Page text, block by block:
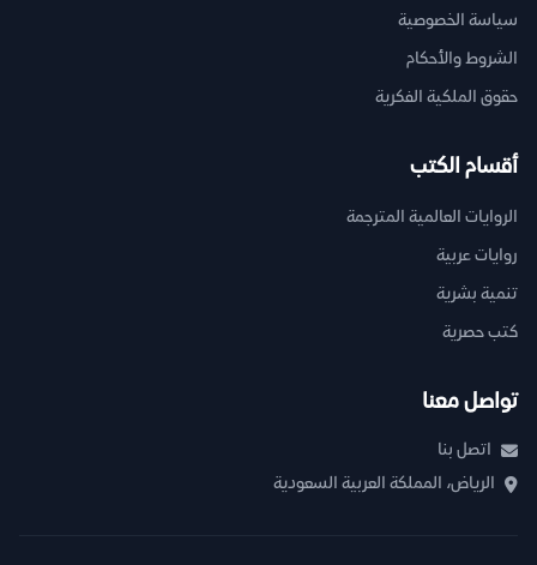
سياسة الخصوصية
الشروط والأحكام
حقوق الملكية الفكرية
أقسام الكتب
الروايات العالمية المترجمة
روايات عربية
تنمية بشرية
كتب حصرية
تواصل معنا
اتصل بنا
الرياض، المملكة العربية السعودية